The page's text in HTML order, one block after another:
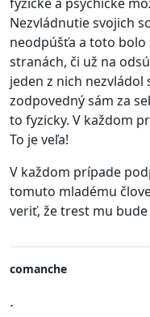
Nezvládnutie svojich
neodpúšťa a toto bolo
stranách, či už na
jeden z nich
zodpovedný sám za
to fyzicky. V každom
To je veľa!
V každom prípade
tomuto mladému
veriť, že trest mu bude
comanche
.